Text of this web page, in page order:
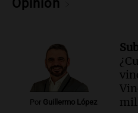
Audio. Mateo, a los
contra el tiempo:
para poder seguir
Una mañana para todos
Opinión
Por Guillermo López